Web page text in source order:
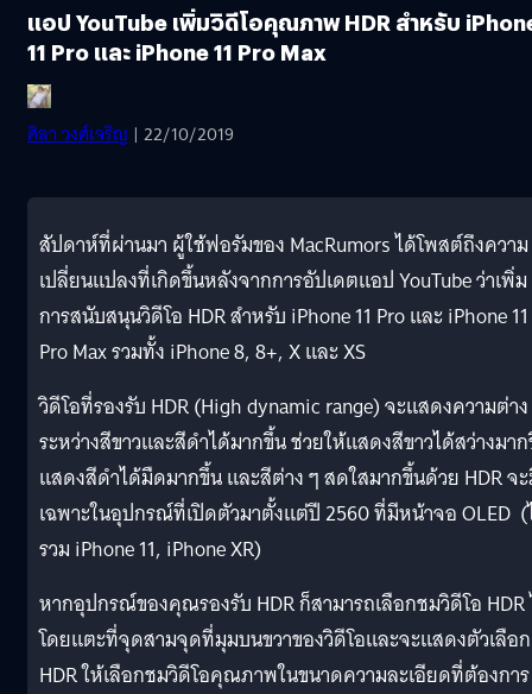
แอป YouTube เพิ่มวิดีโอคุณภาพ HDR สำหรับ
11 Pro และ iPhone 11 Pro Max
ศิลา วงศ์เจริญ | 22/10/2019
สัปดาห์ที่ผ่านมา ผู้ใช้ฟอรัมของ MacRumors ได้โพสต์ถึงความ
เปลี่ยนแปลงที่เกิดขึ้นหลังจากการอัปเดตแอป YouTube ว่าเพิ่ม
การสนับสนุนวิดีโอ HDR สำหรับ iPhone 11 Pro และ iPhone 11
Pro Max รวมทั้ง iPhone 8, 8+, X และ XS
วิดีโอที่รองรับ HDR (High dynamic range) จะแสดงความต่าง
ระหว่างสีขาวและสีดำได้มากขึ้น ช่วยให้แสดงสีขาวได้สว่างมา
แสดงสีดำได้มืดมากขึ้น และสีต่าง ๆ สดใสมากขึ้นด้วย HDR จ
เฉพาะในอุปกรณ์ที่เปิดตัวมาตั้งแต่ปี 2560 ที่มีหน้าจอ OLED (
รวม iPhone 11, iPhone XR)
หากอุปกรณ์ของคุณรองรับ HDR ก็สามารถเลือกชมวิดีโอ HDR
โดยแตะที่จุดสามจุดที่มุมบนขวาของวิดีโอและจะแสดงตัวเลือก
HDR ให้เลือกชมวิดีโอคุณภาพในขนาดความละเอียดที่ต้องการ